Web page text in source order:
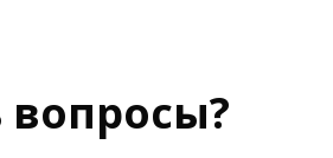
вопросы?